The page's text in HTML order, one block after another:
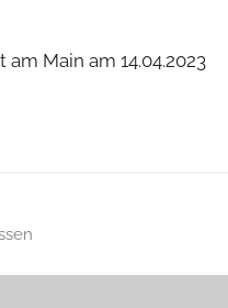
Main am 14.04.2023